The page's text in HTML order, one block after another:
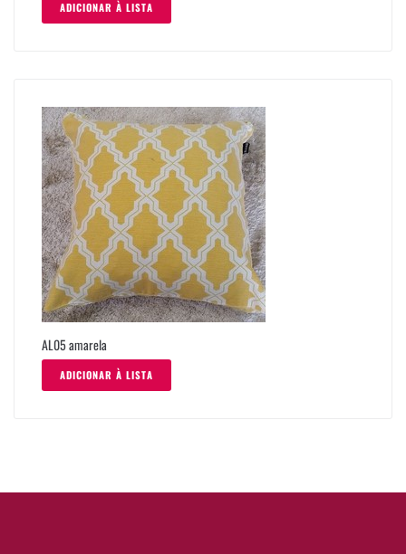
ADICIONAR À LISTA
AL05 amarela
ADICIONAR À LISTA